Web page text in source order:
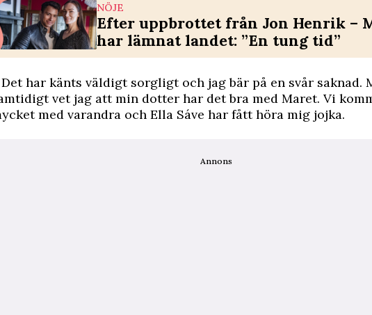
NÖJE
Efter uppbrottet från Jon Henrik –
har lämnat landet: ”En tung tid”
Det har känts väldigt sorgligt och jag bär på en svår saknad.
vet jag att min dotter har det bra med Maret. Vi
med varandra och Ella Sáve har fått höra mig jojka.
Annons